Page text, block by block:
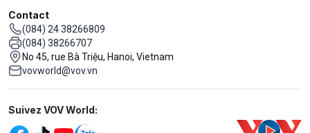
Contact
(084) 24 38266809
(084) 38266707
No 45, rue Bà Triệu, Hanoi, Vietnam
vovworld@vov.vn
Mạng xã hội
Suivez VOV World: